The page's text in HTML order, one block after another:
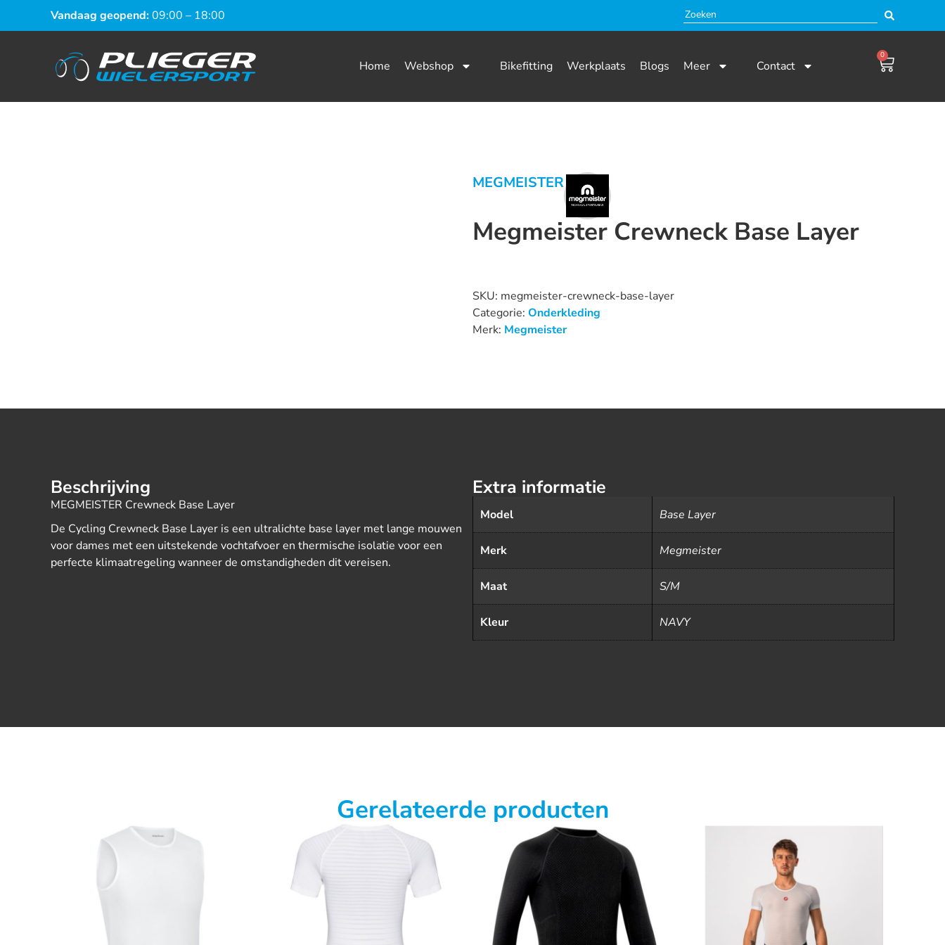
Vandaag geopend:09:00 – 18:00
Home Webshop Bikefitting Werkplaats Blogs Meer Contact
0
MEGMEISTER
Megmeister Crewneck Base Layer
SKU: megmeister-crewneck-base-layer
Categorie: Onderkleding
Merk: Megmeister
Beschrijving
MEGMEISTER Crewneck Base Layer
De Cycling Crewneck Base Layer is een ultralichte base layer met lange mouwen
voor dames met een uitstekende vochtafvoer en thermische isolatie voor een
perfecte klimaatregeling wanneer de omstandigheden dit vereisen.
Extra informatie
Model Base Layer
Merk Megmeister
Maat S/M
Kleur NAVY
Gerelateerde producten